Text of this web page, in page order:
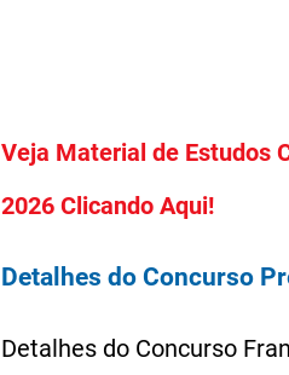
Veja Material de Estudos
2026 Clicando Aqui!
Detalhes do Concurso
Detalhes do Concurso